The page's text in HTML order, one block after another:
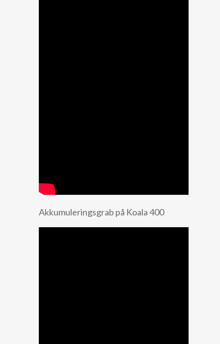
Akkumuleringsgrab på Koala 400